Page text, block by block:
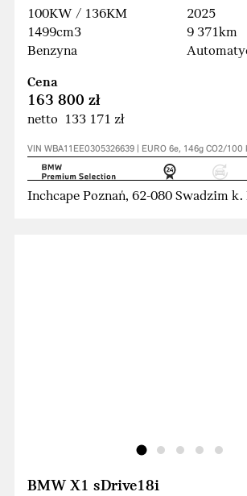
100KW / 136KM
1499cm3
Benzyna
2025
9 371km
Cena
163 800 zł
netto 133 171 zł
VIN WBA11EE0305326639 | EURO 6e, 146g CO2/
Inchcape Poznań, 62-080 Swadzim k.
BMW X1 sDrive18i